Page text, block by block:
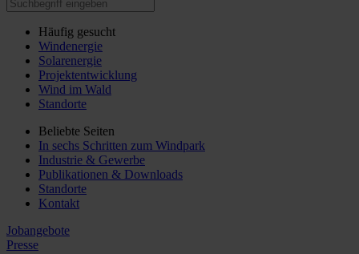
Häufig gesucht
Windenergie
Solarenergie
Projektentwicklung
Wind im Wald
Standorte
Beliebte Seiten
In sechs Schritten zum Windpark
Industrie & Gewerbe
Publikationen & Downloads
Standorte
Kontakt
Jobangebote
Presse